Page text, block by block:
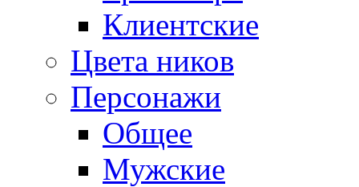
Клиентские
Цвета ников
Персонажи
Общее
Мужские